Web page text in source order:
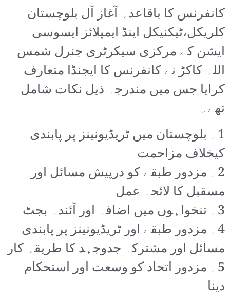
کانفرنس کا باقاعدہ آغاز آل بلوچستان
کلریکل،ٹیکنیکل اینڈ ایمپلائز ایسوسی
ایشن کے مرکزی سیکرٹری جنرل شمس
اللہ کاکڑ نے کانفرنس کا ایجنڈا متعارف
کرایا جس میں مندرجہ ذیل نکات شامل
تھے۔
1۔ بلوچستان میں ٹریڈیونینز پر پابندی
کیخلاف مزاحمت
2۔ مزدور طبقے کو درپیش مسائل اور
مسقبل کا لائحہ عمل
3۔ تنخواہوں میں اضافہ اور آئندہ بجٹ
4۔ مزدور طبقے اور ٹریڈیونینز پر پابندی
مسائل اور مشترکہ جدوجہد کا طریقہ کار
5۔ مزدور اتحاد کو وسعت اور استحکام
دینا